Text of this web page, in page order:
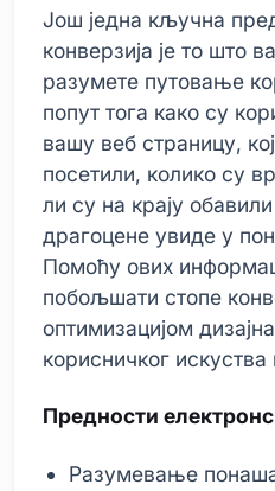
Још једна кључна
конверзија је то што
разумете путовање
попут тога како су
вашу веб страницу,
посетили, колико су
ли су на крају
драгоцене увиде у
Помоћу ових
побољшати стопе
оптимизацијом
корисничког
Предности
Разумевање